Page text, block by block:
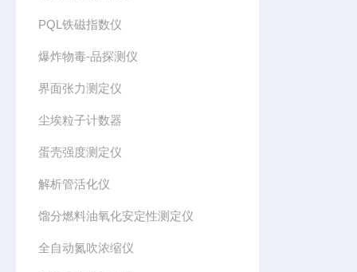
PQL铁磁指数仪
爆炸物毒-品探测仪
界面张力测定仪
尘埃粒子计数器
蛋壳强度测定仪
解析管活化仪
馏分燃料油氧化安定性测定仪
全自动氮吹浓缩仪